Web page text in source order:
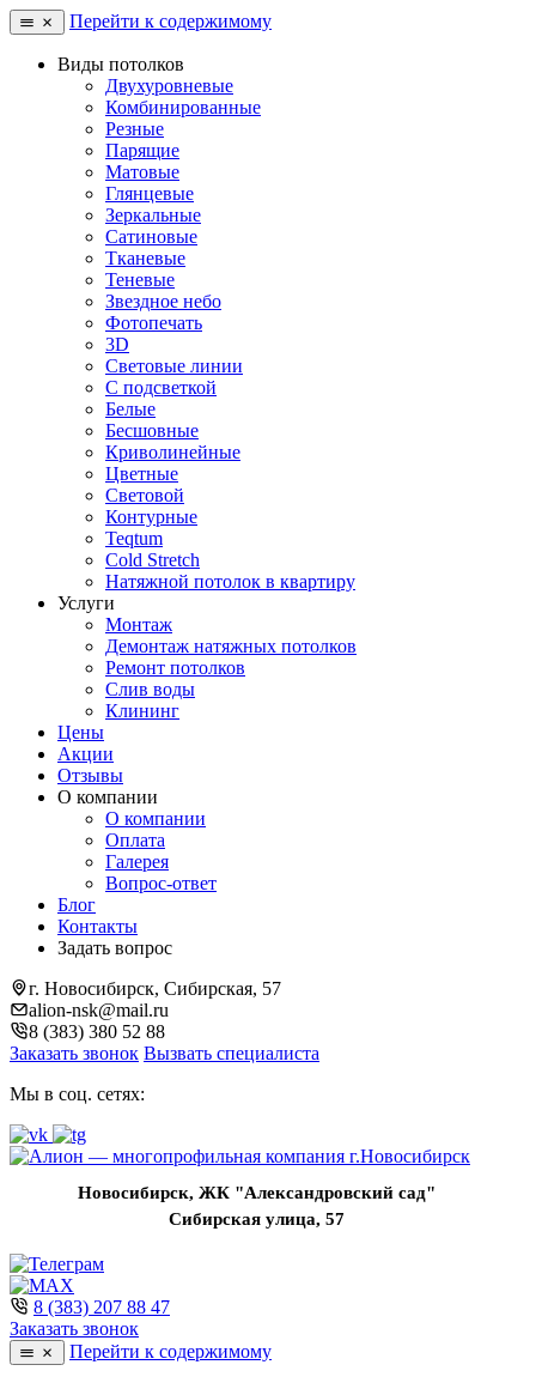
Перейти к содержимому
Виды потолков
Двухуровневые
Комбинированные
Резные
Парящие
Матовые
Глянцевые
Зеркальные
Сатиновые
Тканевые
Теневые
Звездное небо
Фотопечать
3D
Световые линии
С подсветкой
Белые
Бесшовные
Криволинейные
Цветные
Световой
Контурные
Teqtum
Cold Stretch
Натяжной потолок в квартиру
Услуги
Монтаж
Демонтаж натяжных потолков
Ремонт потолков
Слив воды
Клининг
Цены
Акции
Отзывы
О компании
О компании
Оплата
Галерея
Вопрос-ответ
Блог
Контакты
Задать вопрос
г. Новосибирск, Сибирская, 57
alion-nsk@mail.ru
8 (383) 380 52 88
Заказать звонок Вызвать специалиста
Мы в соц. сетях:
Новосибирск, ЖК "Александровский сад"
Сибирская улица, 57
8 (383) 207 88 47
Заказать звонок
Перейти к содержимому